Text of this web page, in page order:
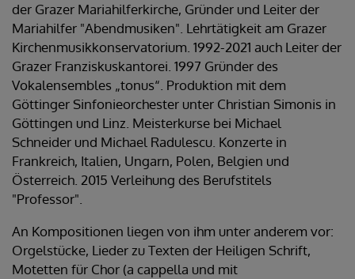
der Grazer Mariahilferkirche, Gründer und Leiter der
Mariahilfer "Abendmusiken". Lehrtätigkeit am Grazer
Kirchenmusikkonservatorium. 1992-2021 auch Leiter der
Grazer Franziskuskantorei. 1997 Gründer des
Vokalensembles „tonus“. Produktion mit dem
Göttinger Sinfonieorchester unter Christian Simonis in
Göttingen und Linz. Meisterkurse bei Michael
Schneider und Michael Radulescu. Konzerte in
Frankreich, Italien, Ungarn, Polen, Belgien und
Österreich. 2015 Verleihung des Berufstitels
"Professor".
An Kompositionen liegen von ihm unter anderem vor:
Orgelstücke, Lieder zu Texten der Heiligen Schrift,
Motetten für Chor (a cappella und mit